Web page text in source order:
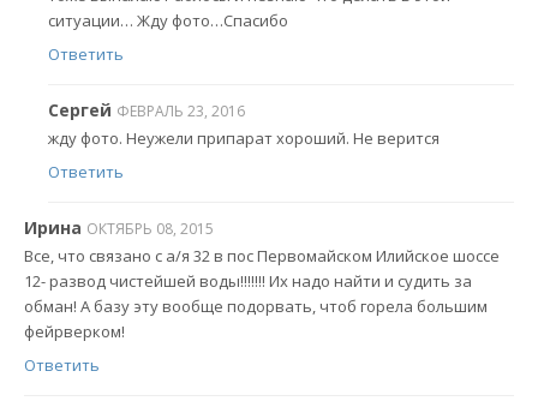
ситуации… Жду фото…Спасибо
Ответить
Сергей ФЕВРАЛЬ 23, 2016
жду фото. Неужели припарат хороший. Не верится
Ответить
Ирина ОКТЯБРЬ 08, 2015
Все, что связано с а/я 32 в пос Первомайском Илийское шоссе
12- развод чистейшей воды!!!!!!! Их надо найти и судить за
обман! А базу эту вообще подорвать, чтоб горела большим
фейрверком!
Ответить